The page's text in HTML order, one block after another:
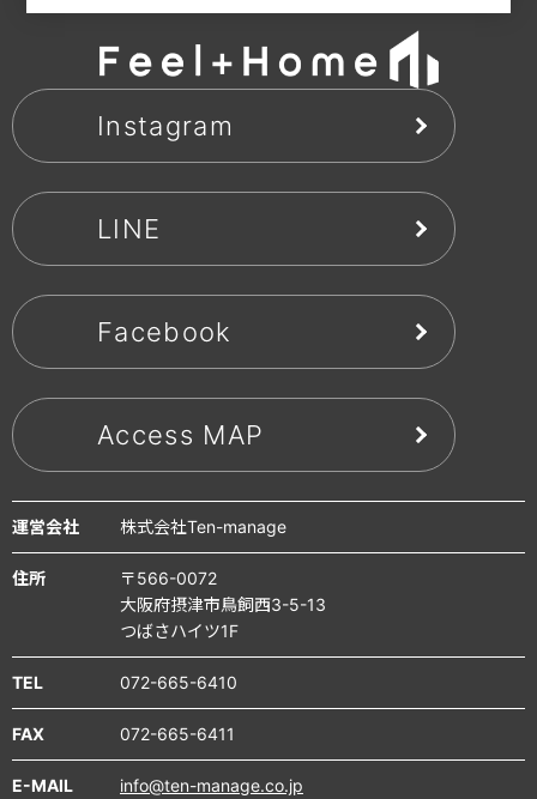
Instagram
LINE
Facebook
Access MAP
運営会社 株式会社Ten-manage
住所
〒566-0072
大阪府摂津市鳥飼西3-5-13
つばさハイツ1F
TEL 072-665-6410
FAX 072-665-6411
E-MAIL info@ten-manage.co.jp